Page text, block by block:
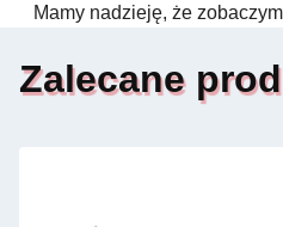
Mamy nadzieję, że
Zalecane